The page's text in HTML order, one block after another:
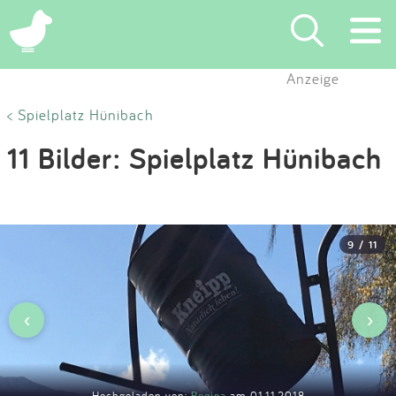
×
Eintragen
Partner
Kontakt
Anzeige
< Spielplatz Hünibach
11 Bilder: Spielplatz Hünibach
9 / 11
‹ ›